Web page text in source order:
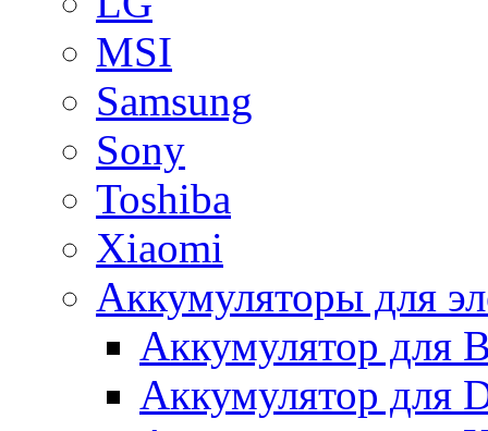
MSI
Samsung
Sony
Toshiba
Xiaomi
Аккумуляторы для
Аккумулятор для
Аккумулятор для